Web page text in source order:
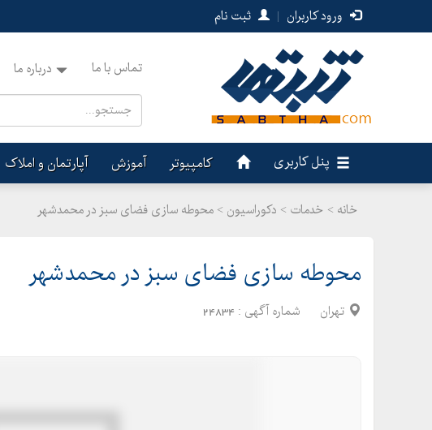
ورود کاربران | ثبت نام
تماس با ما درباره ما
پنل کاربری کامپیوتر آموزش آپارتمان و املاک
خانه > خدمات > دکوراسیون > محوطه سازی فضای سبز در محمدشهر
محوطه سازی فضای سبز در محمدشهر
تهران شماره آگهی : 24834